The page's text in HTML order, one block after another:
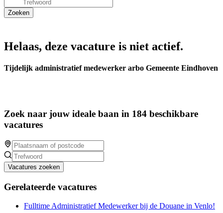
Helaas, deze vacature is niet actief.
Tijdelijk administratief medewerker arbo Gemeente Eindhoven
Zoek naar jouw ideale baan in 184 beschikbare
vacatures
Vacatures zoeken
Gerelateerde vacatures
Fulltime Administratief Medewerker bij de Douane in Venlo!